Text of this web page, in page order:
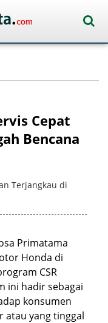
Cepat
Bencana
Primatama
Honda di
CSR
ini hadir sebagai
konsumen
atau yang tinggal